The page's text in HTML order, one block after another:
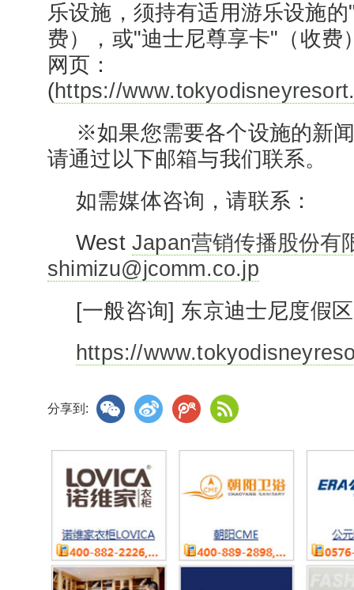
乐设施，须持有适用游乐设施
费），或"迪士尼尊享卡"（收费
网页：
(https://
※如果您需要各个设施的新
请通过以下邮箱与我们联系。
如需媒体咨询，请联系：
West Japan营销传播股份有
shimizu@jcomm.co.jp
[一般咨询] 东京迪士尼度假
https://
分享到: